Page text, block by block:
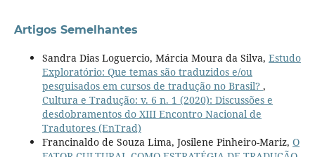
Artigos Semelhantes
Sandra Dias Loguercio, Márcia Moura da Silva, Estudo
Exploratório: Que temas são traduzidos e/ou
pesquisados em cursos de tradução no Brasil? ,
Cultura e Tradução: v. 6 n. 1 (2020): Discussões e
desdobramentos do XIII Encontro Nacional de
Tradutores (EnTrad)
Francinaldo de Souza Lima, Josilene Pinheiro-Mariz, O